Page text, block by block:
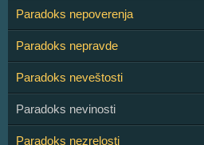
Paradoks nepoverenja
Paradoks nepravde
Paradoks neveštosti
Paradoks nevinosti
Paradoks nezrelosti